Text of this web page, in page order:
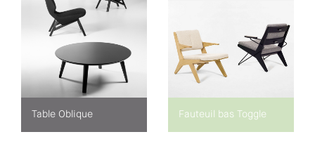
Table Oblique Fauteuil bas Toggle